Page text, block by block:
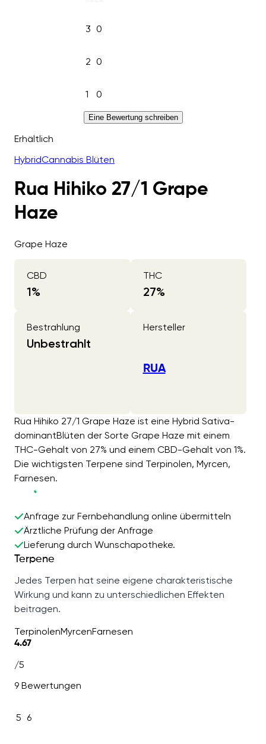
3 0
2 0
1 0
Eine Bewertung schreiben
Erhältlich
HybridCannabis Blüten
Rua Hihiko 27/1 Grape
Haze
Grape Haze
CBD
1%
THC
27%
Bestrahlung
Unbestrahlt
Hersteller
RUA
Rua Hihiko 27/1 Grape Haze ist eine Hybrid Sativa-
dominantBlüten der Sorte Grape Haze mit einem
THC-Gehalt von 27% und einem CBD-Gehalt von 1%.
Die wichtigsten Terpene sind Terpinolen, Myrcen,
Farnesen.
Anfrage zur Fernbehandlung online übermitteln
Ärztliche Prüfung der Anfrage
Lieferung durch Wunschapotheke.
Terpene
Jedes Terpen hat seine eigene charakteristische
Wirkung und kann zu unterschiedlichen Effekten
beitragen.
TerpinolenMyrcenFarnesen
4.67
/5
9 Bewertungen
5 6